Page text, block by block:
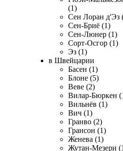
(1)
Сен Лоран д'Эз
Сен-Бриё (1)
Сен-Люнер (1)
Сорт-Осгор (1)
Эз (1)
в Швейцарии
Басен (1)
Блоне (5)
Веве (2)
Вилар-Бюркен
Вильнёв (1)
Вич (1)
Гранво (2)
Грансон (1)
Женева (1)
Жутан-Мезери